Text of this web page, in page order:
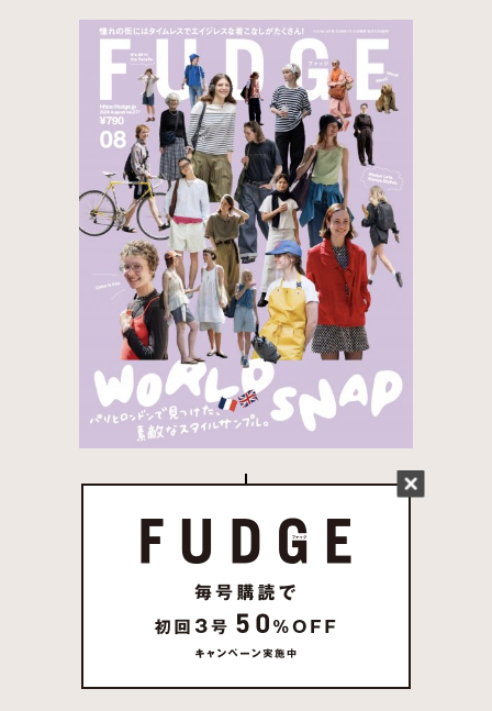
FUDGE 2026年 7月売
り 発売中
試し読み